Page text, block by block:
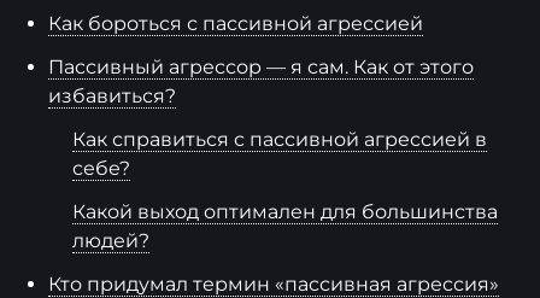
Как бороться с пассивной агрессией
Пассивный агрессор — я сам. Как от этого
избавиться?
Как справиться с пассивной агрессией в
себе?
Какой выход оптимален для большинства
людей?
Кто придумал термин «пассивная агрессия»